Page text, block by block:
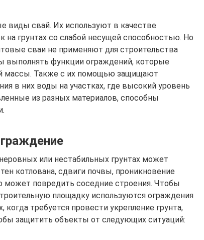
виды свай. Их используют в качестве
на грунтах со слабой несущей способностью. Но
сваи не применяют для строительства
выполнять функции ограждений, которые
массы. Также с их помощью защищают
в них воды на участках, где высокий уровень
из разных материалов, способны
или нестабильных грунтах может
котлована, сдвиги почвы, проникновение
может повредить соседние строения. Чтобы
площадку используются ограждения
требуется провести укрепление грунта,
защитить объекты от следующих ситуаций: